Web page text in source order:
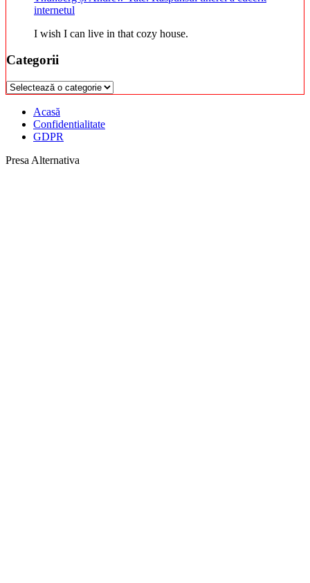
internetul
I wish I can live in that cozy house.
Categorii
Categorii
Acasă
Confidentialitate
GDPR
Presa Alternativa